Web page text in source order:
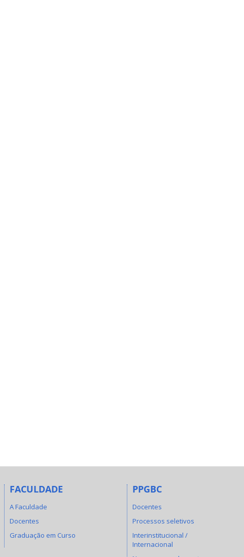
FACULDADE
A Faculdade
Docentes
Graduação em Curso
PPGBC
Docentes
Processos seletivos
Interinstitucional /
Internacional